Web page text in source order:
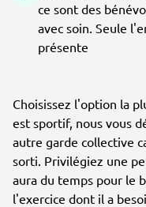
ce sont des
avec soin. Seule
présente
Choisissez l'option la
est sportif, nous vous
autre garde collective
sorti. Privilégiez une
aura du temps pour le
l'exercice dont il a